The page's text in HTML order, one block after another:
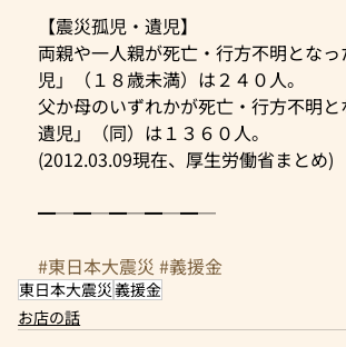
【震災孤児・遺児】
両親や一人親が死亡・行方不明とな
児」（１８歳未満）は２４０人。
父か母のいずれかが死亡・行方不明
遺児」（同）は１３６０人。
(2012.03.09現在、厚生労働省まとめ)
━─━─━─━─━─
#東日本大震災 #義援金
東日本大震災義援金
お店の話